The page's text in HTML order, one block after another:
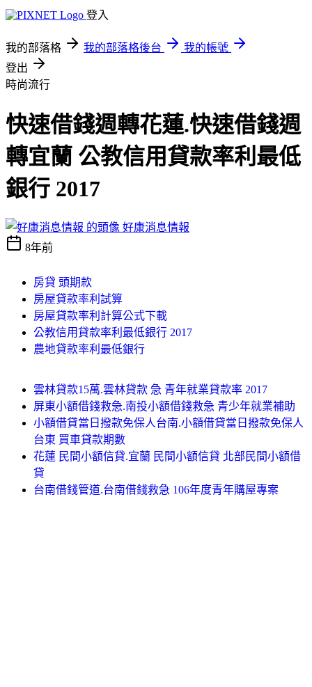
登入
我的部落格 我的部落格後台
我的帳號
登出
時尚流行
快速借錢週轉花蓮.快速借錢週
轉宜蘭 公教信用貸款率利最低
銀行 2017
好康消息情報
8年前
房貸 頭期款
房屋貸款率利試算
房屋貸款率利計算公式下載
公教信用貸款率利最低銀行 2017
農地貸款率利最低銀行
雲林貸款15萬.雲林貸款 急 青年就業貸款率 2017
屏東小額借錢救急.南投小額借錢救急 青少年就業補助
小額借貸當日撥款免保人台南.小額借貸當日撥款免保人
台東 買車貸款期數
花蓮 民間小額信貸.宜蘭 民間小額信貸 北部民間小額借
貸
台南借錢管道.台南借錢救急 106年度青年購屋專案